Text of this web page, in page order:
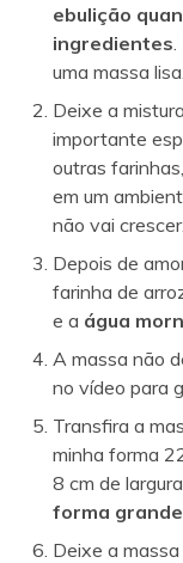
ebulição
ingredientes.
uma massa lisa.
Deixe a
importante
outras
em um
não vai crescer.
Depois de
farinha de
e a água
A massa não
no vídeo para
Transfira a
minha forma
8 cm de
forma
Deixe a